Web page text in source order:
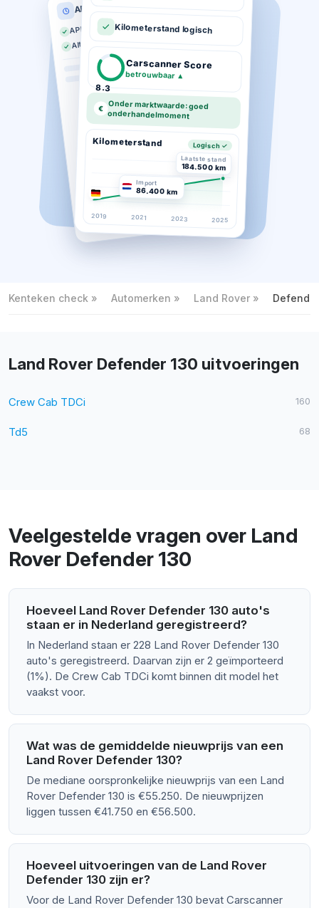
APK historie
APK geldig tot 03-2026
Altijd op tijd gekeurd
Kilometerstand logisch
8.3
Carscanner Score
betrouwbaar ▲
€ Onder marktwaarde: goed
onderhandelmoment
Kilometerstand Logisch ✓
Laatste stand
184.500 km
Import
86.400 km
2019 2021 2023 2025
Kenteken check Automerken Land Rover
Land Rover Defender 130 uitvoeringen
Crew Cab TDCi 160
Td5 68
Veelgestelde vragen over Land
Rover Defender 130
Hoeveel Land Rover Defender 130 auto's
staan er in Nederland geregistreerd?
In Nederland staan er 228 Land Rover Defender 130
auto's geregistreerd. Daarvan zijn er 2 geïmporteerd
(1%). De Crew Cab TDCi komt binnen dit model het
vaakst voor.
Wat was de gemiddelde nieuwprijs van een
Land Rover Defender 130?
De mediane oorspronkelijke nieuwprijs van een Land
Rover Defender 130 is €55.250. De nieuwprijzen
liggen tussen €41.750 en €56.500.
Hoeveel uitvoeringen van de Land Rover
Defender 130 zijn er?
Voor de Land Rover Defender 130 bevat Carscanner